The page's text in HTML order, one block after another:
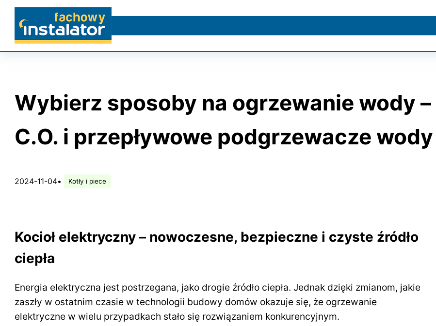
Przejdź
treści
Wybierz sposoby na ogrzewanie wody
C.O. i przepływowe podgrzewacze wody
2024-11-04• Kotły i piece
Kocioł elektryczny – nowoczesne, bezpieczne i czyste źródło
ciepła
Energia elektryczna jest postrzegana, jako drogie źródło ciepła. Jednak dzięki zmianom, jakie
zaszły w ostatnim czasie w technologii budowy domów okazuje się, że ogrzewanie
elektryczne w wielu przypadkach stało się rozwiązaniem konkurencyjnym.